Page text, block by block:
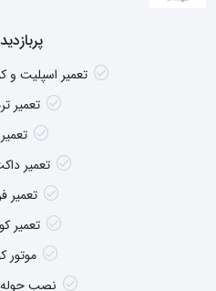
تعمیر اسپلیت و
تعمیر
تعمیر
تعمیر
تعمیر
موتور
نصب